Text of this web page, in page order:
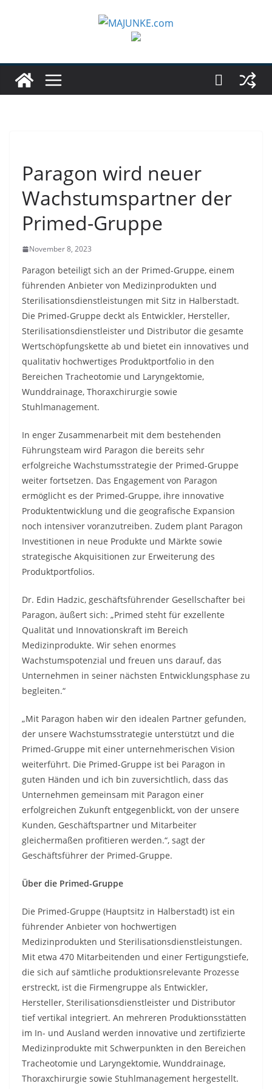
Paragon wird neuer
Wachstumspartner der
Primed-Gruppe
November 8, 2023
Paragon beteiligt sich an der Primed-Gruppe, einem
führenden Anbieter von Medizinprodukten und
Sterilisationsdienstleistungen mit Sitz in Halberstadt.
Die Primed-Gruppe deckt als Entwickler, Hersteller,
Sterilisationsdienstleister und Distributor die gesamte
Wertschöpfungskette ab und bietet ein innovatives und
qualitativ hochwertiges Produktportfolio in den
Bereichen Tracheotomie und Laryngektomie,
Wunddrainage, Thoraxchirurgie sowie
Stuhlmanagement.
In enger Zusammenarbeit mit dem bestehenden
Führungsteam wird Paragon die bereits sehr
erfolgreiche Wachstumsstrategie der Primed-Gruppe
weiter fortsetzen. Das Engagement von Paragon
ermöglicht es der Primed-Gruppe, ihre innovative
Produktentwicklung und die geografische Expansion
noch intensiver voranzutreiben. Zudem plant Paragon
Investitionen in neue Produkte und Märkte sowie
strategische Akquisitionen zur Erweiterung des
Produktportfolios.
Dr. Edin Hadzic, geschäftsführender Gesellschafter bei
Paragon, äußert sich: „Primed steht für exzellente
Qualität und Innovationskraft im Bereich
Medizinprodukte. Wir sehen enormes
Wachstumspotenzial und freuen uns darauf, das
Unternehmen in seiner nächsten Entwicklungsphase zu
begleiten.“
„Mit Paragon haben wir den idealen Partner gefunden,
der unsere Wachstumsstrategie unterstützt und die
Primed-Gruppe mit einer unternehmerischen Vision
weiterführt. Die Primed-Gruppe ist bei Paragon in
guten Händen und ich bin zuversichtlich, dass das
Unternehmen gemeinsam mit Paragon einer
erfolgreichen Zukunft entgegenblickt, von der unsere
Kunden, Geschäftspartner und Mitarbeiter
gleichermaßen profitieren werden.“, sagt der
Geschäftsführer der Primed-Gruppe.
Über die Primed-Gruppe
Die Primed-Gruppe (Hauptsitz in Halberstadt) ist ein
führender Anbieter von hochwertigen
Medizinprodukten und Sterilisationsdienstleistungen.
Mit etwa 470 Mitarbeitenden und einer Fertigungstiefe,
die sich auf sämtliche produktionsrelevante Prozesse
erstreckt, ist die Firmengruppe als Entwickler,
Hersteller, Sterilisationsdienstleister und Distributor
tief vertikal integriert. An mehreren Produktionsstätten
im In- und Ausland werden innovative und zertifizierte
Medizinprodukte mit Schwerpunkten in den Bereichen
Tracheotomie und Laryngektomie, Wunddrainage,
Thoraxchirurgie sowie Stuhlmanagement hergestellt.